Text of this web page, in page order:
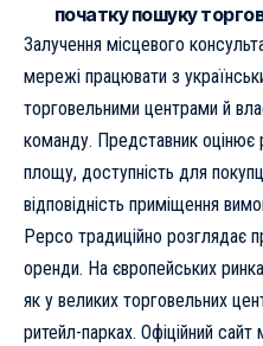
початку пошуку
Залучення місцевого
мережі працювати з
торговельними центрами й
команду. Представник оцінює
площу, доступність для
відповідність приміщення
Pepco традиційно розглядає
оренди. На європейських
як у великих торговельних
ритейл-парках. Офіційний